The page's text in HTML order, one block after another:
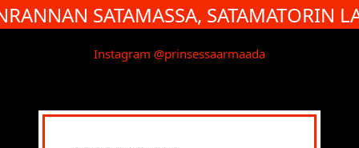
SATAMASSA, SATAMATORIN
Instagram @prinsessaarmaada